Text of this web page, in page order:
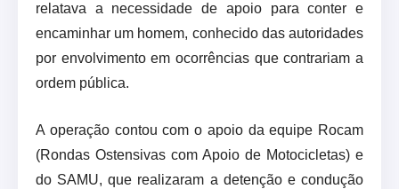
relatava a necessidade de apoio para conter e
encaminhar um homem, conhecido das autoridades
por envolvimento em ocorrências que contrariam a
ordem pública.
A operação contou com o apoio da equipe Rocam
(Rondas Ostensivas com Apoio de Motocicletas) e
do SAMU, que realizaram a detenção e condução